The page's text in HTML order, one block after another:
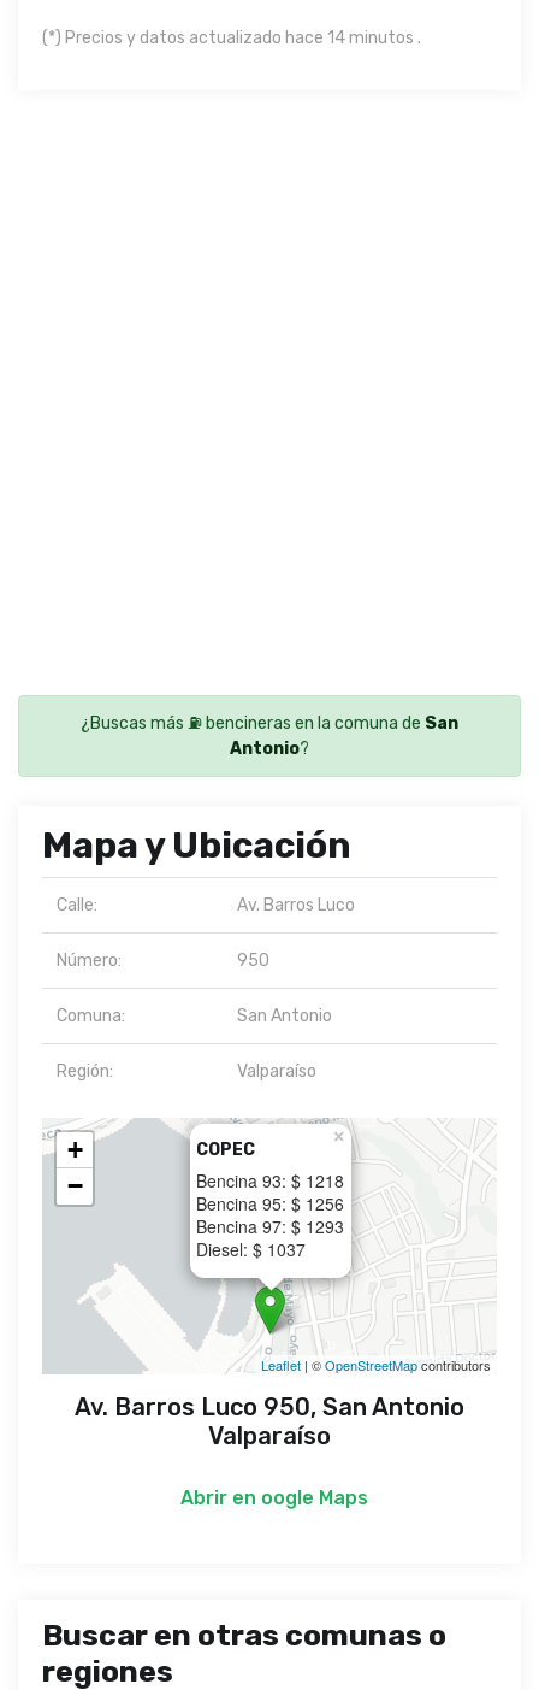
(*) Precios y datos actualizado hace 14 minutos .
¿Buscas más ⛽ bencineras en la comuna de San
Antonio?
Mapa y Ubicación
Calle: Av. Barros Luco
Número: 950
Comuna: San Antonio
Región: Valparaíso
COPEC
Bencina 93: $ 1218
Bencina 95: $ 1256
Bencina 97: $ 1293
Diesel: $ 1037
×
+
−
Leaflet | ©OpenStreetMapcontributors
Av. Barros Luco 950, San Antonio
Valparaíso
Abrir en oogle Maps
Buscar en otras comunas o
regiones